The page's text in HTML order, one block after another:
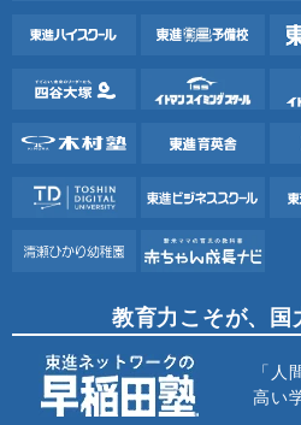
教育力こそが、国
「人
高い